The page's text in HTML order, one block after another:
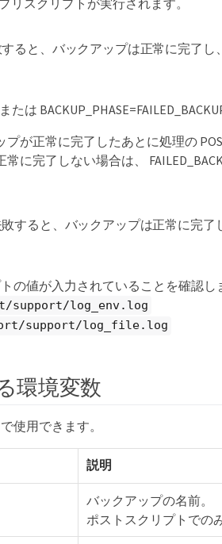
ると、バックアップは正常に完了し
たは
が正常に完了したあとに処理の
に完了しない場合は、
すると、バックアップは正常に完了
の値が入力されていることを確認し
support/log_env.log
support/log_file.log
環境変数
使用できます。
説明
バックアップの名前。
ポストスクリプトでの